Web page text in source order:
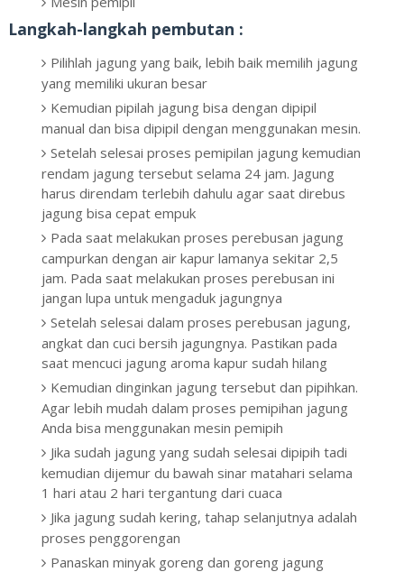
Langkah-langkah pembutan :
Pilihlah jagung yang baik, lebih baik memilih jagung
yang memiliki ukuran besar
Kemudian pipilah jagung bisa dengan dipipil
manual dan bisa dipipil dengan menggunakan mesin.
Setelah selesai proses pemipilan jagung kemudian
rendam jagung tersebut selama 24 jam. Jagung
harus direndam terlebih dahulu agar saat direbus
jagung bisa cepat empuk
Pada saat melakukan proses perebusan jagung
campurkan dengan air kapur lamanya sekitar 2,5
jam. Pada saat melakukan proses perebusan ini
jangan lupa untuk mengaduk jagungnya
Setelah selesai dalam proses perebusan jagung,
angkat dan cuci bersih jagungnya. Pastikan pada
saat mencuci jagung aroma kapur sudah hilang
Kemudian dinginkan jagung tersebut dan pipihkan.
Agar lebih mudah dalam proses pemipihan jagung
Anda bisa menggunakan mesin pemipih
Jika sudah jagung yang sudah selesai dipipih tadi
kemudian dijemur du bawah sinar matahari selama
1 hari atau 2 hari tergantung dari cuaca
Jika jagung sudah kering, tahap selanjutnya adalah
proses penggorengan
Panaskan minyak goreng dan goreng jagung